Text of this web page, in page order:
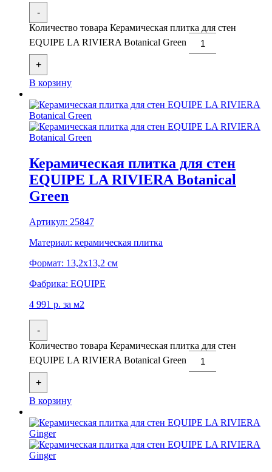
-
Количество товара Керамическая плитка для стен
EQUIPE LA RIVIERA Botanical Green
+
В корзину
Керамическая плитка для стен
EQUIPE LA RIVIERA Botanical
Green
Артикул: 25847
Материал: керамическая плитка
Формат: 13,2x13,2 см
Фабрика: EQUIPE
4 991 р. за м2
-
Количество товара Керамическая плитка для стен
EQUIPE LA RIVIERA Botanical Green
+
В корзину